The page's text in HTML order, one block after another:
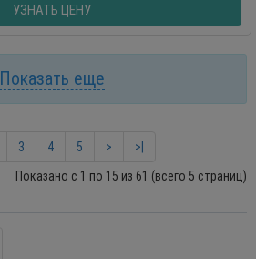
УЗНАТЬ ЦЕНУ
Показать еще
3 4 5 >
>|
Показано с 1 по 15 из 61 (всего 5 страниц)